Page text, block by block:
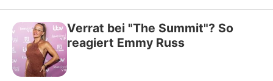
Verrat bei "The Summit"? So
reagiert Emmy Russ